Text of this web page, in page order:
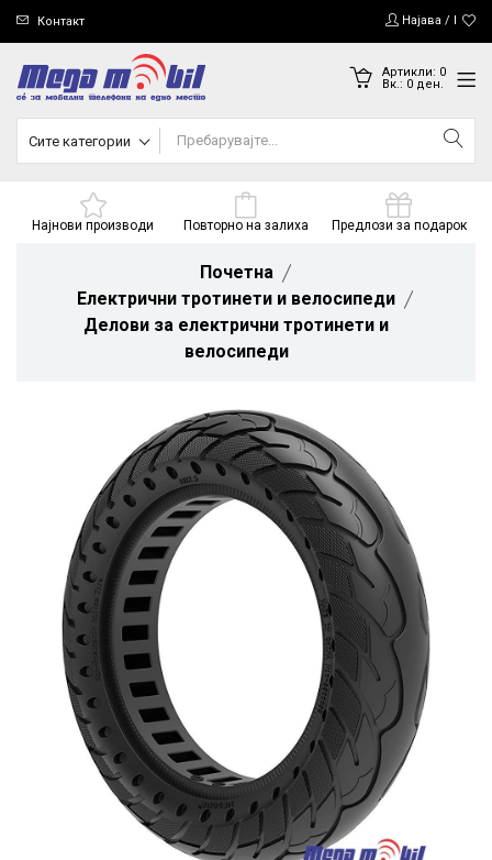
Контакт Најава /
Артикли: 0
Вк.: 0ден.
Сите категории
Најнови производи Повторно на залиха Предлози за подарок
Почетна
Електрични тротинети и велосипеди
Делови за електрични тротинети и
велосипеди